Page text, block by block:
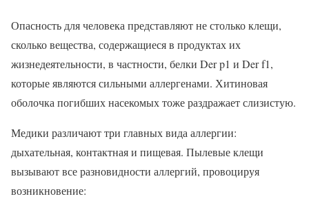
Опасность для человека представляют не столько клещи,
сколько вещества, содержащиеся в продуктах их
жизнедеятельности, в частности, белки Der p1 и Der f1,
которые являются сильными аллергенами. Хитиновая
оболочка погибших насекомых тоже раздражает слизистую.
Медики различают три главных вида аллергии:
дыхательная, контактная и пищевая. Пылевые клещи
вызывают все разновидности аллергий, провоцируя
возникновение: